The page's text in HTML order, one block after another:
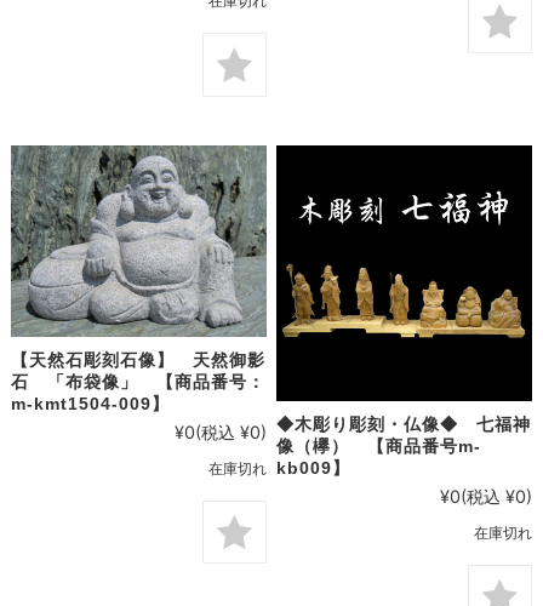
【天然石彫刻石像】 天然御影
石 「布袋像」 【商品番号：
m-kmt1504-009】
¥0(税込 ¥0)
在庫切れ
◆木彫り彫刻・仏像◆ 七福神
像（欅） 【商品番号m-
kb009】
¥0(税込 ¥0)
在庫切れ